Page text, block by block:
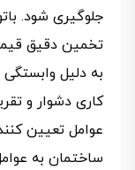
جلوگیری شود.
تخمین دقیق
به‌ دلیل
کاری دشوار و
عوامل تعیین
ساختمان به